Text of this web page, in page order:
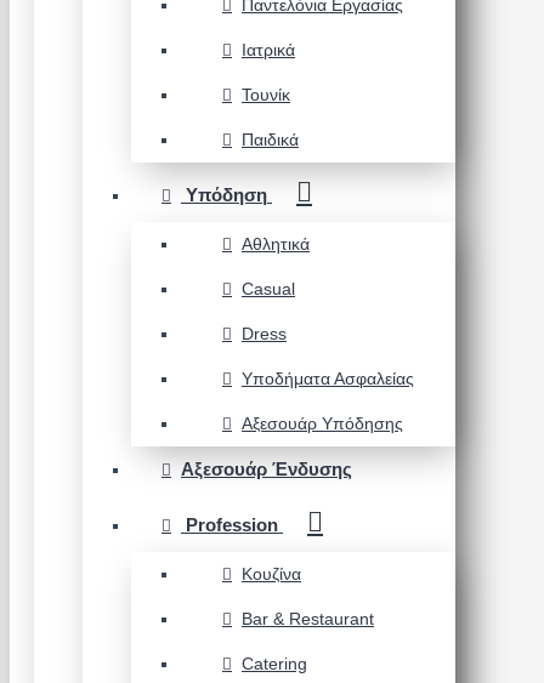
Παντελόνια Εργασίας
Ιατρικά
Τουνίκ
Παιδικά
Υπόδηση
Αθλητικά
Casual
Dress
Υποδήματα Ασφαλείας
Αξεσουάρ Υπόδησης
Αξεσουάρ Ένδυσης
Profession
Κουζίνα
Bar & Restaurant
Catering